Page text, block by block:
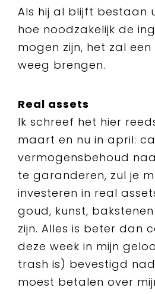
Als hij al blijft bestaan
hoe noodzakelijk de
mogen zijn, het zal
weeg brengen.
Real assets
Ik schreef het hier
maart en nu in april:
vermogensbehoud
te garanderen, zul je
investeren in real
goud, kunst,
zijn. Alles is beter dan
deze week in mijn
trash is) bevestigd
moest betalen over